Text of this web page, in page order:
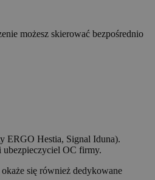
możesz skierować bezpośrednio
ERGO Hestia, Signal Iduna).
OC firmy.
się również dedykowane